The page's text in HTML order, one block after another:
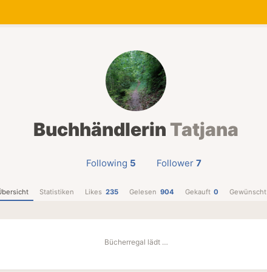
Buchhändlerin Tatjana
Following 5 Follower 7
Statistiken Likes 235 Gelesen 904 Gekauft 0 Gewünscht
Bücherregal lädt …